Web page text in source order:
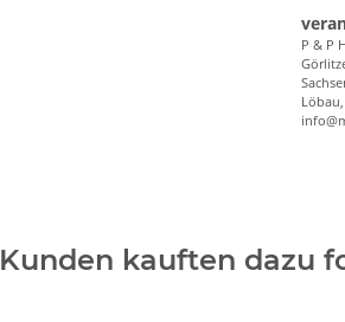
P & P
Kunden kauften dazu